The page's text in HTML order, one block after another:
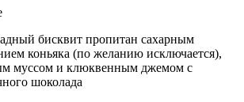
бисквит пропитан сахарным
коньяка (по желанию исключается),
муссом и клюквенным джемом с
шоколада